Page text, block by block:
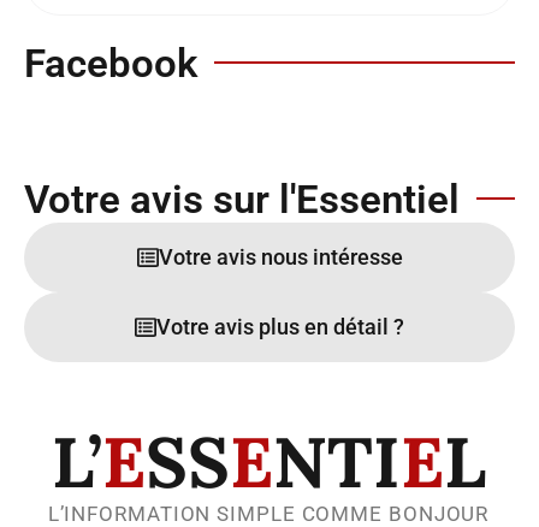
Facebook
Votre avis sur l'Essentiel
Votre avis nous intéresse
Votre avis plus en détail ?
L’ESSENTIEL
L’INFORMATION SIMPLE COMME BONJOUR